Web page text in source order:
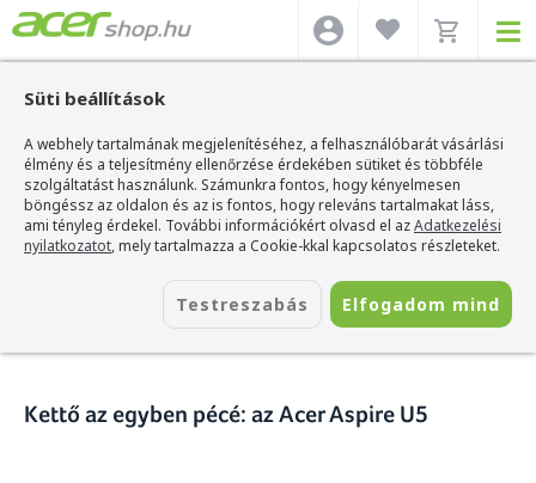
Süti beállítások
A webhely tartalmának megjelenítéséhez, a felhasználóbarát vásárlási
élmény és a teljesítmény ellenőrzése érdekében sütiket és többféle
szolgáltatást használunk. Számunkra fontos, hogy kényelmesen
böngéssz az oldalon és az is fontos, hogy releváns tartalmakat láss,
ami tényleg érdekel. További információkért olvasd el azAdatkezelési
nyilatkozatot, mely tartalmazza a Cookie-kkal kapcsolatos részleteket.
Testreszabás Elfogadom mind
Acer webshop>Hírek>Kettő az egyben pécé: az Acer Aspire U5
Kettő az egyben pécé: az Acer
Aspire U5
Kettő az egyben pécé: az Acer Aspire U5